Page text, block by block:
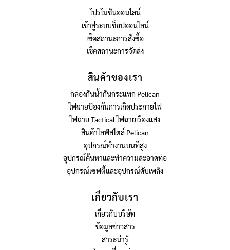
โปรโมชั่นออนไลน์
เข้าสู่ระบบช็อปออนไลน์
เช็คสถานะการสั่งซื้อ
เช็คสถานะการจัดส่ง
สินค้าของเรา
กล่องกันน้ำกันกระแทก Pelican
ไฟฉายป้องกันการเกิดประกายไฟ
ไฟฉาย Tactical ไฟฉายเรืองแสง
สินค้าไลฟ์สไตล์ Pelican
อุปกรณ์ทำงานบนที่สูง
อุปกรณ์ค้นหาและทำความสะอาดท่อ
อุปกรณ์เซฟตี้และอุปกรณ์ดับเพลิง
เกี่ยวกับเรา
เกี่ยวกับบริษัท
ข้อมูลข่าวสาร
สาระน่ารู้